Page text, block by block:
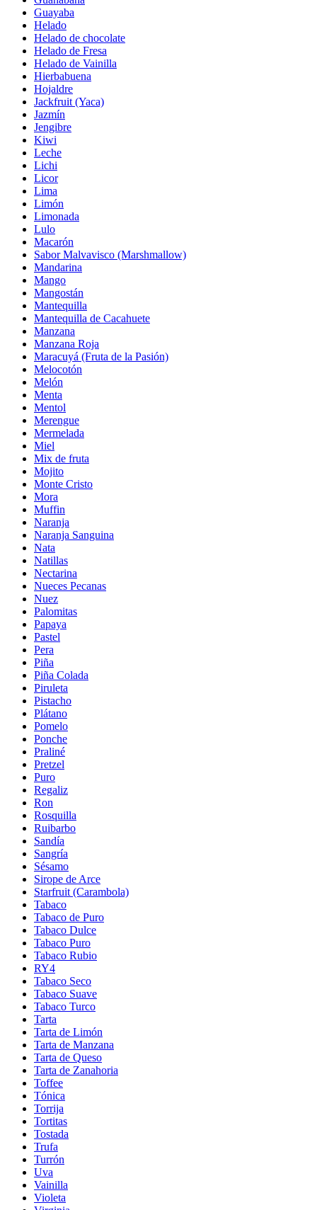
Guayaba
Helado
Helado de chocolate
Helado de Fresa
Helado de Vainilla
Hierbabuena
Hojaldre
Jackfruit (Yaca)
Jazmín
Jengibre
Kiwi
Leche
Lichi
Licor
Lima
Limón
Limonada
Lulo
Macarón
Sabor Malvavisco (Marshmallow)
Mandarina
Mango
Mangostán
Mantequilla
Mantequilla de Cacahuete
Manzana
Manzana Roja
Maracuyá (Fruta de la Pasión)
Melocotón
Melón
Menta
Mentol
Merengue
Mermelada
Miel
Mix de fruta
Mojito
Monte Cristo
Mora
Muffin
Naranja
Naranja Sanguina
Nata
Natillas
Nectarina
Nueces Pecanas
Nuez
Palomitas
Papaya
Pastel
Pera
Piña
Piña Colada
Piruleta
Pistacho
Plátano
Pomelo
Ponche
Praliné
Pretzel
Puro
Regaliz
Ron
Rosquilla
Ruibarbo
Sandía
Sangría
Sésamo
Sirope de Arce
Starfruit (Carambola)
Tabaco
Tabaco de Puro
Tabaco Dulce
Tabaco Puro
Tabaco Rubio
RY4
Tabaco Seco
Tabaco Suave
Tabaco Turco
Tarta
Tarta de Limón
Tarta de Manzana
Tarta de Queso
Tarta de Zanahoria
Toffee
Tónica
Torrija
Tortitas
Tostada
Trufa
Turrón
Uva
Vainilla
Violeta